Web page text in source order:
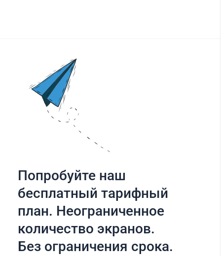
Попробуйте наш
бесплатный тарифный
план. Неограниченное
количество экранов.
Без ограничения срока.